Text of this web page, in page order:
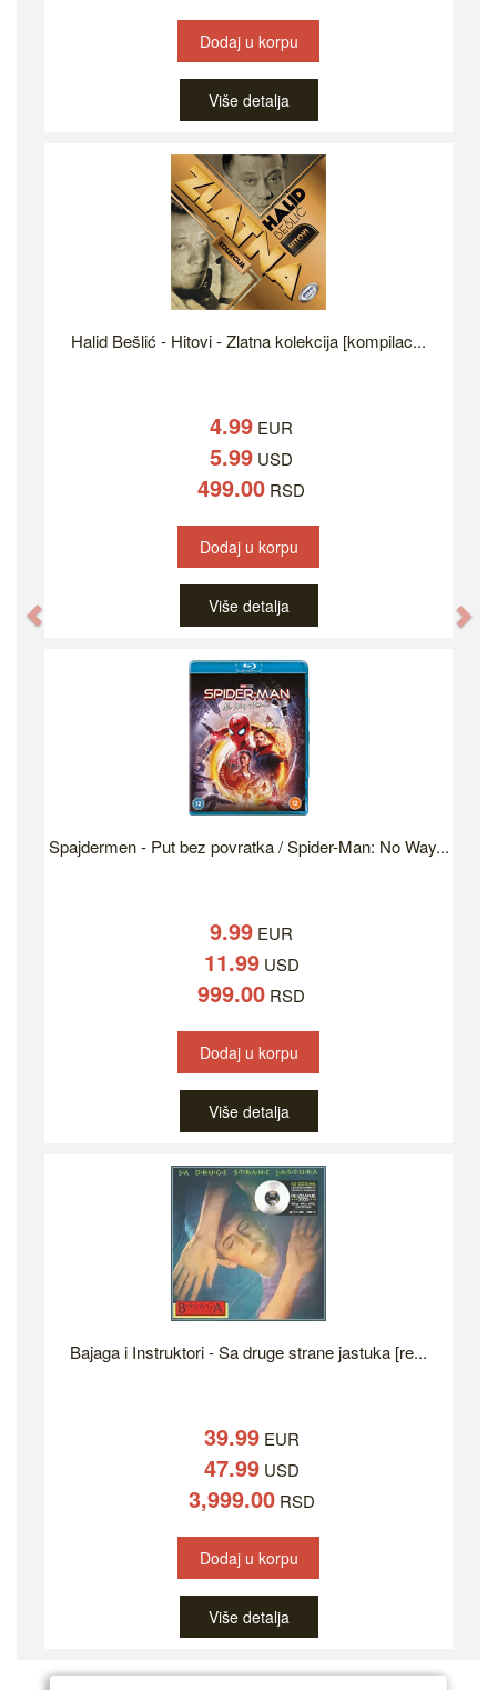
Dodaj u korpu
Više detalja
Halid Bešlić - Hitovi - Zlatna kolekcija [kompilac...
4.99 EUR
5.99 USD
499.00 RSD
Dodaj u korpu
Više detalja
Spajdermen - Put bez povratka / Spider-Man: No Way...
9.99 EUR
11.99USD
999.00 RSD
Dodaj u korpu
Više detalja
Bajaga i Instruktori - Sa druge strane jastuka [re...
39.99EUR
47.99USD
3,999.00RSD
Dodaj u korpu
Više detalja